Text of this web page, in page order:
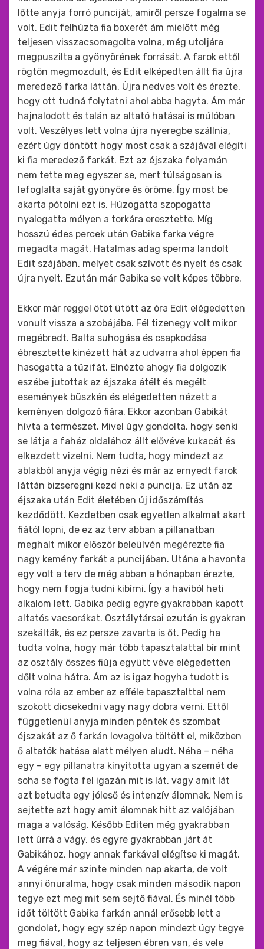
lőtte anyja forró punciját, amiről persze fogalma se
volt. Edit felhúzta fia boxerét ám mielőtt még
teljesen visszacsomagolta volna, még utoljára
megpuszilta a gyönyörének forrását. A farok ettől
rögtön megmozdult, és Edit elképedten állt fia újra
meredező farka láttán. Újra nedves volt és érezte,
hogy ott tudná folytatni ahol abba hagyta. Ám már
hajnalodott és talán az altató hatásai is múlóban
volt. Veszélyes lett volna újra nyeregbe szállnia,
ezért úgy döntött hogy most csak a szájával elégíti
ki fia meredező farkát. Ezt az éjszaka folyamán
nem tette meg egyszer se, mert túlságosan is
lefoglalta saját gyönyöre és öröme. Így most be
akarta pótolni ezt is. Húzogatta szopogatta
nyalogatta mélyen a torkára eresztette. Míg
hosszú édes percek után Gabika farka végre
megadta magát. Hatalmas adag sperma landolt
Edit szájában, melyet csak szívott és nyelt és csak
újra nyelt. Ezután már Gabika se volt képes többre.
Ekkor már reggel ötöt ütött az óra Edit elégedetten
vonult vissza a szobájába. Fél tizenegy volt mikor
megébredt. Balta suhogása és csapkodása
ébresztette kinézett hát az udvarra ahol éppen fia
hasogatta a tűzifát. Elnézte ahogy fia dolgozik
eszébe jutottak az éjszaka átélt és megélt
események büszkén és elégedetten nézett a
keményen dolgozó fiára. Ekkor azonban Gabikát
hívta a természet. Mivel úgy gondolta, hogy senki
se látja a faház oldalához állt elővéve kukacát és
elkezdett vizelni. Nem tudta, hogy mindezt az
ablakból anyja végig nézi és már az ernyedt farok
láttán bizseregni kezd neki a puncija. Ez után az
éjszaka után Edit életében új időszámítás
kezdődött. Kezdetben csak egyetlen alkalmat akart
fiától lopni, de ez az terv abban a pillanatban
meghalt mikor először beleülvén megérezte fia
nagy kemény farkát a puncijában. Utána a havonta
egy volt a terv de még abban a hónapban érezte,
hogy nem fogja tudni kibírni. Így a haviból heti
alkalom lett. Gabika pedig egyre gyakrabban kapott
altatós vacsorákat. Osztálytársai ezután is gyakran
szekálták, és ez persze zavarta is őt. Pedig ha
tudta volna, hogy már több tapasztalattal bír mint
az osztály összes fiúja együtt véve elégedetten
dőlt volna hátra. Ám az is igaz hogyha tudott is
volna róla az ember az efféle tapasztalttal nem
szokott dicsekedni vagy nagy dobra verni. Ettől
függetlenül anyja minden péntek és szombat
éjszakát az ő farkán lovagolva töltött el, miközben
ő altatók hatása alatt mélyen aludt. Néha – néha
egy – egy pillanatra kinyitotta ugyan a szemét de
soha se fogta fel igazán mit is lát, vagy amit lát
azt betudta egy jóleső és intenzív álomnak. Nem is
sejtette azt hogy amit álomnak hitt az valójában
maga a valóság. Később Editen még gyakrabban
lett úrrá a vágy, és egyre gyakrabban járt át
Gabikához, hogy annak farkával elégítse ki magát.
A végére már szinte minden nap akarta, de volt
annyi önuralma, hogy csak minden második napon
tegye ezt meg mit sem sejtő fiával. És minél több
időt töltött Gabika farkán annál erősebb lett a
gondolat, hogy egy szép napon mindezt úgy tegye
meg fiával, hogy az teljesen ébren van, és vele